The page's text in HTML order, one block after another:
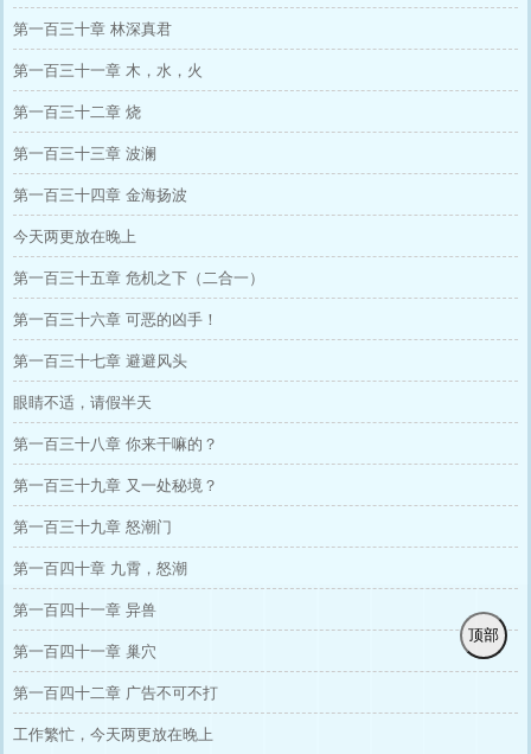
第一百三十章 林深真君
第一百三十一章 木，水，火
第一百三十二章 烧
第一百三十三章 波澜
第一百三十四章 金海扬波
今天两更放在晚上
第一百三十五章 危机之下（二合一）
第一百三十六章 可恶的凶手！
第一百三十七章 避避风头
眼睛不适，请假半天
第一百三十八章 你来干嘛的？
第一百三十九章 又一处秘境？
第一百三十九章 怒潮门
第一百四十章 九霄，怒潮
第一百四十一章 异兽
第一百四十一章 巢穴
第一百四十二章 广告不可不打
工作繁忙，今天两更放在晚上
顶部